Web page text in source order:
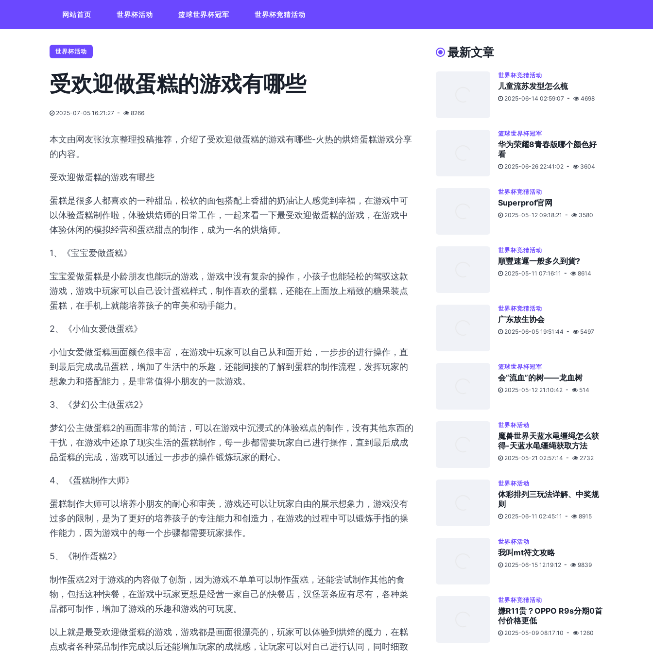
网站首页 世界杯活动 篮球世界杯冠军 世界杯竞猜活动
世界杯活动
受欢迎做蛋糕的游戏有哪些
2025-07-05 16:21:27 8266
本文由网友张汝京整理投稿推荐，介绍了受欢迎做蛋糕的游戏有哪些-火热的烘焙蛋糕游戏分享
的内容。
受欢迎做蛋糕的游戏有哪些
蛋糕是很多人都喜欢的一种甜品，松软的面包搭配上香甜的奶油让人感觉到幸福，在游戏中可
以体验蛋糕制作啦，体验烘焙师的日常工作，一起来看一下最受欢迎做蛋糕的游戏，在游戏中
体验休闲的模拟经营和蛋糕甜点的制作，成为一名的烘焙师。
1、《宝宝爱做蛋糕》
宝宝爱做蛋糕是小龄朋友也能玩的游戏，游戏中没有复杂的操作，小孩子也能轻松的驾驭这款
游戏，游戏中玩家可以自己设计蛋糕样式，制作喜欢的蛋糕，还能在上面放上精致的糖果装点
蛋糕，在手机上就能培养孩子的审美和动手能力。
2、《小仙女爱做蛋糕》
小仙女爱做蛋糕画面颜色很丰富，在游戏中玩家可以自己从和面开始，一步步的进行操作，直
到最后完成成品蛋糕，增加了生活中的乐趣，还能间接的了解到蛋糕的制作流程，发挥玩家的
想象力和搭配能力，是非常值得小朋友的一款游戏。
3、《梦幻公主做蛋糕2》
梦幻公主做蛋糕2的画面非常的简洁，可以在游戏中沉浸式的体验糕点的制作，没有其他东西的
干扰，在游戏中还原了现实生活的蛋糕制作，每一步都需要玩家自己进行操作，直到最后成成
品蛋糕的完成，游戏可以通过一步步的操作锻炼玩家的耐心。
4、《蛋糕制作大师》
蛋糕制作大师可以培养小朋友的耐心和审美，游戏还可以让玩家自由的展示想象力，游戏没有
过多的限制，是为了更好的培养孩子的专注能力和创造力，在游戏的过程中可以锻炼手指的操
作能力，因为游戏中的每一个步骤都需要玩家操作。
5、《制作蛋糕2》
制作蛋糕2对于游戏的内容做了创新，因为游戏不单单可以制作蛋糕，还能尝试制作其他的食
物，包括这种快餐，在游戏中玩家更想是经营一家自己的快餐店，汉堡薯条应有尽有，各种菜
品都可制作，增加了游戏的乐趣和游戏的可玩度。
以上就是最受欢迎做蛋糕的游戏，游戏都是画面很漂亮的，玩家可以体验到烘焙的魔力，在糕
点或者各种菜品制作完成以后还能增加玩家的成就感，让玩家可以对自己进行认同，同时细致
最新文章
世界杯竞猜活动
儿童流苏发型怎么梳
2025-06-14 02:59:07 4698
篮球世界杯冠军
华为荣耀8青春版哪个颜色好
看
2025-06-26 22:41:02 3604
世界杯竞猜活动
Superprof官网
2025-05-12 09:18:21 3580
世界杯竞猜活动
順豐速運一般多久到貨?
2025-05-11 07:16:11 8614
世界杯竞猜活动
广东放生协会
2025-06-05 19:51:44 5497
篮球世界杯冠军
会“流血”的树——龙血树
2025-05-12 21:10:42 514
世界杯活动
魔兽世界天蓝水黾缰绳怎么获
得-天蓝水黾缰绳获取方法
2025-05-21 02:57:14 2732
世界杯活动
体彩排列三玩法详解、中奖规
则
2025-06-11 02:45:11 8915
世界杯活动
我叫mt符文攻略
2025-06-15 12:19:12 9839
世界杯竞猜活动
嫌R11贵？OPPO R9s分期0首
付价格更低
2025-05-09 08:17:10 1260